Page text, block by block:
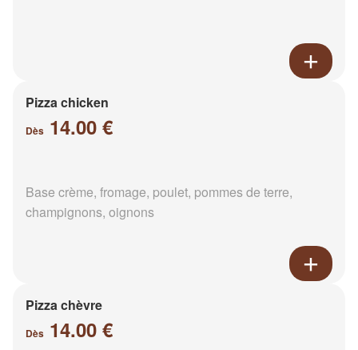
Pizza chicken
Dès 14.00 €
Base crème, fromage, poulet, pommes de terre,
champignons, oignons
Pizza chèvre
Dès 14.00 €